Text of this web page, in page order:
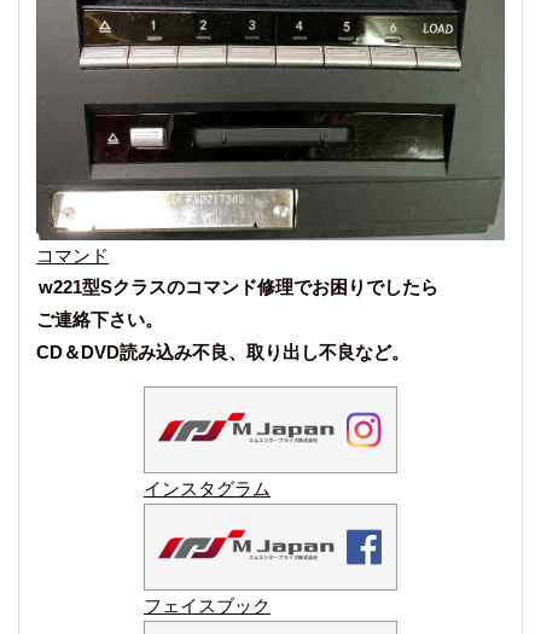
コマンド
w221型Sクラスのコマンド修理でお困りでしたら
ご連絡下さい。
CD＆DVD読み込み不良、取り出し不良など。
インスタグラム
フェイスブック